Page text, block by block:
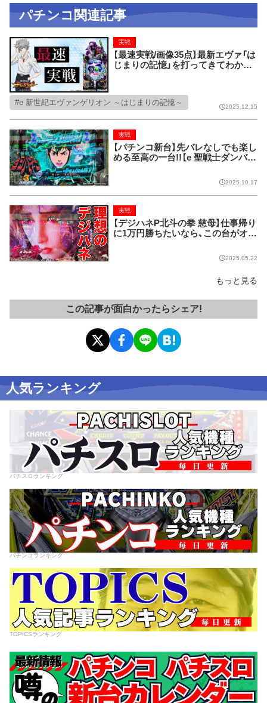
パチンコ関連記事
【最速実戦/画像35点】最新エヴァ「は
じまりの記憶」を打ってきてわかっ
レイ背景etc...【e 新世紀エヴァンゲ
リオン ～はじまりの記憶～】
実戦
e 新世紀エヴァンゲリオン ～はじまりの記憶～ 2025.12.15
【パチンコ新台】先バレなしでも楽し
める至高の一台!!【e 聖戦士ダンバイ
実戦
2025.10.17
【デジハネP北斗の拳 慈母】仕事帰り
に1万円勝ちたいなら、この台がオス
実戦
2025.05.22
もっと見る
この記事が面白かったらシェア!
人気ランキング
パチスロランキング
パチンコランキング
TOPICSランキング